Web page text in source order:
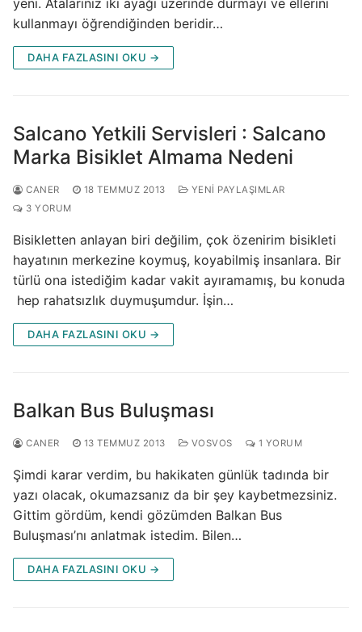
kullanmayı öğrendiğinden beridir…
DAHA FAZLASINI OKU →
Salcano Yetkili Servisleri : Salcano
Marka Bisiklet Almama Nedeni
CANER 18 TEMMUZ 2013
YENI PAYLAŞIMLAR
3 YORUM
Bisikletten anlayan biri değilim, çok özenirim bisikleti
hayatının merkezine koymuş, koyabilmiş insanlara. Bir
türlü ona istediğim kadar vakit ayıramamış, bu konuda
hep rahatsızlık duymuşumdur. İşin…
DAHA FAZLASINI OKU →
Balkan Bus Buluşması
CANER 13 TEMMUZ 2013 VOSVOS 1 YORUM
Şimdi karar verdim, bu hakikaten günlük tadında bir
yazı olacak, okumazsanız da bir şey kaybetmezsiniz.
Gittim gördüm, kendi gözümden Balkan Bus
Buluşması’nı anlatmak istedim. Bilen…
DAHA FAZLASINI OKU →